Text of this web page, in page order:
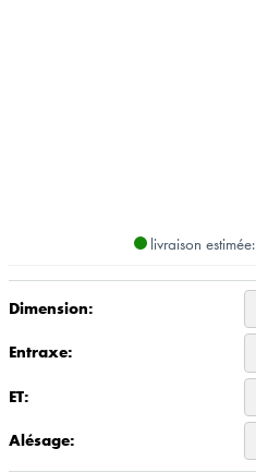
livraison
Dimension:
Entraxe:
ET:
Alésage: